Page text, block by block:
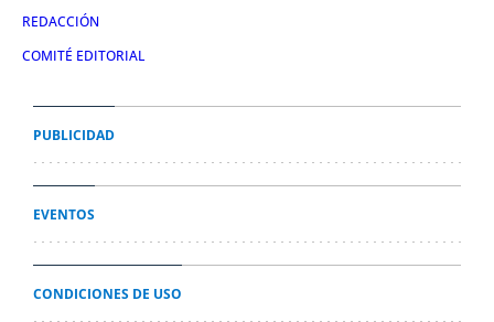
REDACCIÓN
COMITÉ EDITORIAL
PUBLICIDAD
EVENTOS
CONDICIONES DE USO